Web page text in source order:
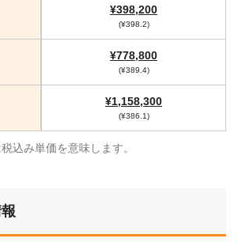
¥398,200
(¥398.2)
¥778,800
(¥389.4)
¥1,158,300
(¥386.1)
込み単価を意味します。